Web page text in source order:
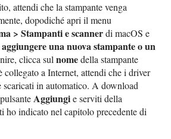
attendi che la stampante venga
dopodiché apri il menu
> Stampanti e scannerdi macOS e
aggiungere una nuova stampante o un
clicca sulnomedella stampante
collegato a Internet, attendi che i driver
scaricati in automatico. A download
Aggiungie serviti della
ho indicato nel capitolo precedente di